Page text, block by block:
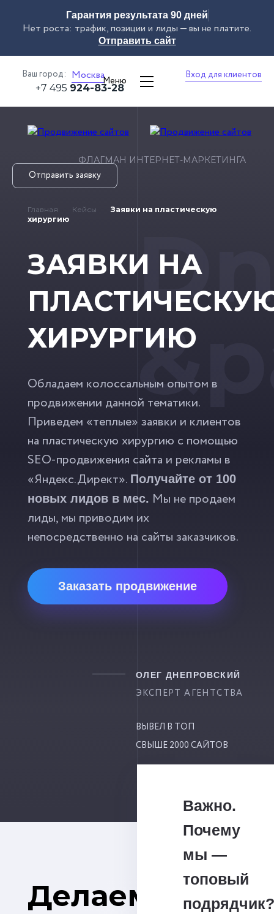
Гарантия результата 90 дней
Нет роста: трафик, позиции и лиды — вы не платите.
Отправить сайт
Ваш город: МоскваМеню
Вход для клиентов
+7 495 924-83-28
ФЛАГМАН ИНТЕРНЕТ-МАРКЕТИНГА
Отправить заявку
Главная Кейсы
Заявки на пластическую
хирургию
ЗАЯВКИ НА
ХИРУРГИЮ
Обладаем колоссальным опытом в
продвижении данной тематики.
Приведем «теплые» заявки и клиентов
на пластическую хирургию с помощью
SEO-продвижения сайта и рекламы в
«Яндекс.Директ». Получайте от 100
новых лидов в мес. Мы не продаем
лиды, мы приводим их
непосредственно на сайты заказчиков.
Заказать продвижение
ОЛЕГ ДНЕПРОВСКИЙ
ЭКСПЕРТ АГЕНТСТВА
ВЫВЕЛ В ТОП
СВЫШЕ 2000 САЙТОВ
Делаем
Важно.
Почему
мы —
топовый
подрядчик?